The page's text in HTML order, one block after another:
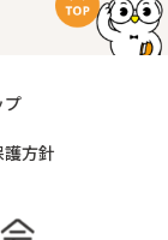
プ
方針